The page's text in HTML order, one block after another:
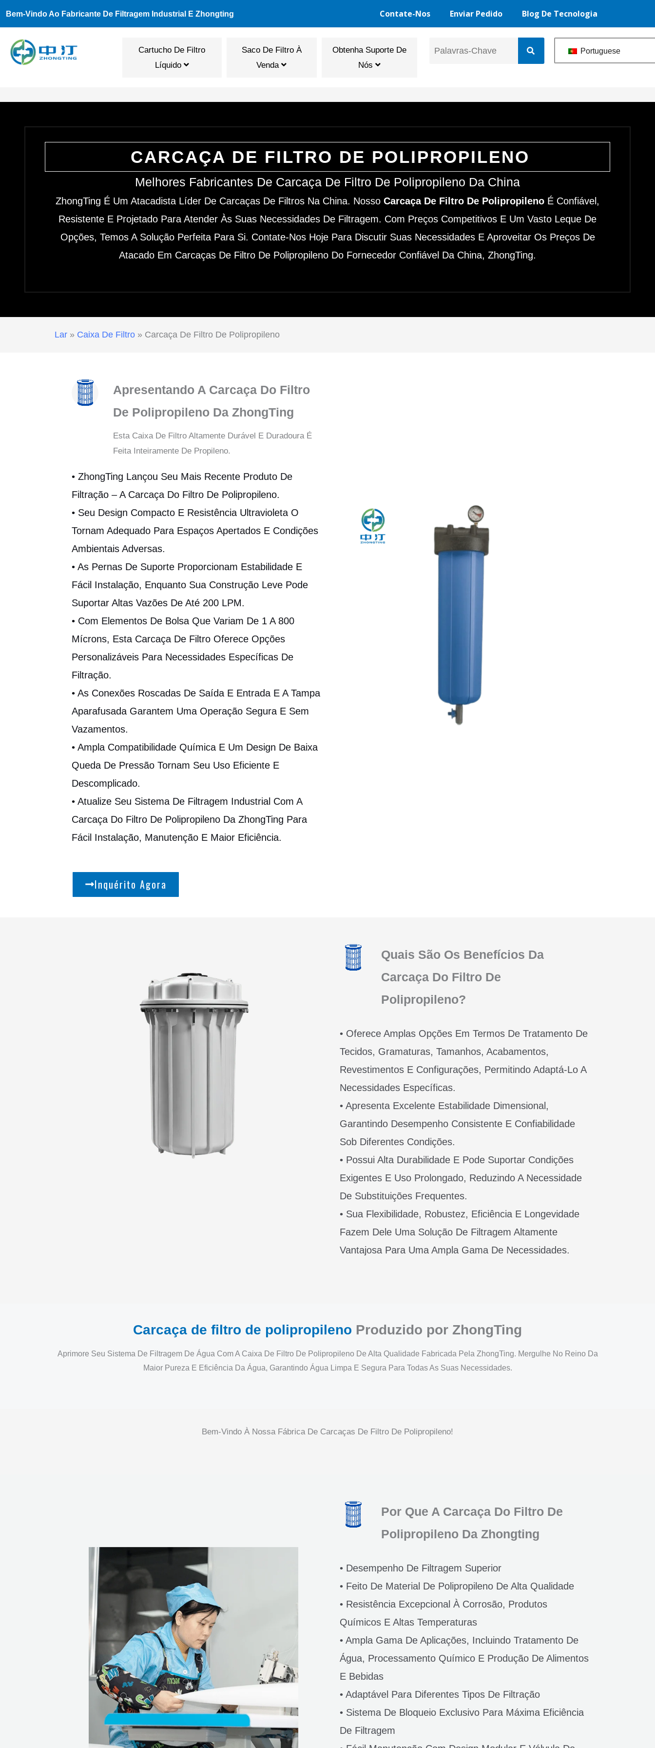
Conteúdo
Bem-Vindo Ao Fabricante De Filtragem Industrial E Zhongting Contate-Nos Enviar Pedido Blog De Tecnologia
Cartucho De Filtro
Líquido
Saco De Filtro À
Venda
Obtenha Suporte De
Nós
Portuguese
CARCAÇA DE FILTRO DE POLIPROPILENO
Melhores Fabricantes De Carcaça De Filtro De Polipropileno Da China
ZhongTing É Um Atacadista Líder De Carcaças De Filtros Na China. Nosso Carcaça De Filtro De Polipropileno É Confiável,
Resistente E Projetado Para Atender Às Suas Necessidades De Filtragem. Com Preços Competitivos E Um Vasto Leque De
Opções, Temos A Solução Perfeita Para Si. Contate-Nos Hoje Para Discutir Suas Necessidades E Aproveitar Os Preços De
Atacado Em Carcaças De Filtro De Polipropileno Do Fornecedor Confiável Da China, ZhongTing.
Lar » Caixa De Filtro » Carcaça De Filtro De Polipropileno
Apresentando A Carcaça Do Filtro
De Polipropileno Da ZhongTing
Esta Caixa De Filtro Altamente Durável E Duradoura É
Feita Inteiramente De Propileno.
• ZhongTing Lançou Seu Mais Recente Produto De
Filtração – A Carcaça Do Filtro De Polipropileno.
• Seu Design Compacto E Resistência Ultravioleta O
Tornam Adequado Para Espaços Apertados E Condições
Ambientais Adversas.
• As Pernas De Suporte Proporcionam Estabilidade E
Fácil Instalação, Enquanto Sua Construção Leve Pode
Suportar Altas Vazões De Até 200 LPM.
• Com Elementos De Bolsa Que Variam De 1 A 800
Mícrons, Esta Carcaça De Filtro Oferece Opções
Personalizáveis Para Necessidades Específicas De
Filtração.
• As Conexões Roscadas De Saída E Entrada E A Tampa
Aparafusada Garantem Uma Operação Segura E Sem
Vazamentos.
• Ampla Compatibilidade Química E Um Design De Baixa
Queda De Pressão Tornam Seu Uso Eficiente E
Descomplicado.
• Atualize Seu Sistema De Filtragem Industrial Com A
Carcaça Do Filtro De Polipropileno Da ZhongTing Para
Fácil Instalação, Manutenção E Maior Eficiência.
Inquérito Agora
Quais São Os Benefícios Da
Carcaça Do Filtro De
Polipropileno?
• Oferece Amplas Opções Em Termos De Tratamento De
Tecidos, Gramaturas, Tamanhos, Acabamentos,
Revestimentos E Configurações, Permitindo Adaptá-Lo A
Necessidades Específicas.
• Apresenta Excelente Estabilidade Dimensional,
Garantindo Desempenho Consistente E Confiabilidade
Sob Diferentes Condições.
• Possui Alta Durabilidade E Pode Suportar Condições
Exigentes E Uso Prolongado, Reduzindo A Necessidade
De Substituições Frequentes.
• Sua Flexibilidade, Robustez, Eficiência E Longevidade
Fazem Dele Uma Solução De Filtragem Altamente
Vantajosa Para Uma Ampla Gama De Necessidades.
Carcaça de filtro de polipropileno Produzido por ZhongTing
Aprimore Seu Sistema De Filtragem De Água Com A Caixa De Filtro De Polipropileno De Alta Qualidade Fabricada Pela ZhongTing. Mergulhe No Reino Da
Maior Pureza E Eficiência Da Água, Garantindo Água Limpa E Segura Para Todas As Suas Necessidades.
Bem-Vindo À Nossa Fábrica De Carcaças De Filtro De Polipropileno!
Por Que A Carcaça Do Filtro De
Polipropileno Da Zhongting
• Desempenho De Filtragem Superior
• Feito De Material De Polipropileno De Alta Qualidade
• Resistência Excepcional À Corrosão, Produtos
Químicos E Altas Temperaturas
• Ampla Gama De Aplicações, Incluindo Tratamento De
Água, Processamento Químico E Produção De Alimentos
E Bebidas
• Adaptável Para Diferentes Tipos De Filtração
• Sistema De Bloqueio Exclusivo Para Máxima Eficiência
De Filtragem